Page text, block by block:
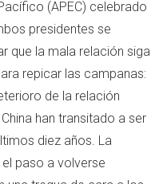
(APEC) celebrado
presidentes se
que la mala relación siga
repicar las campanas:
de la relación
han transitado a ser
diez años. La
paso a volverse